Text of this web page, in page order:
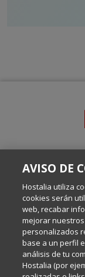
Escrito por el
AVISO DE
Hostalia utiliza
cookies serán
web, recabar
mejorar
personalizados
base a un perfil
análisis de tu
Hostalia (por